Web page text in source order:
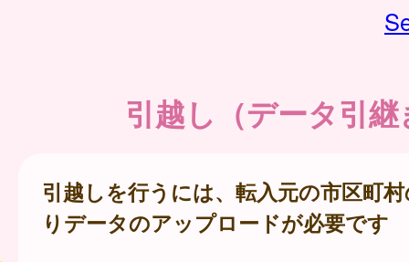
引越し（データ引継
引越しを行うには、転入元の市区町
りデータのアップロードが必要です